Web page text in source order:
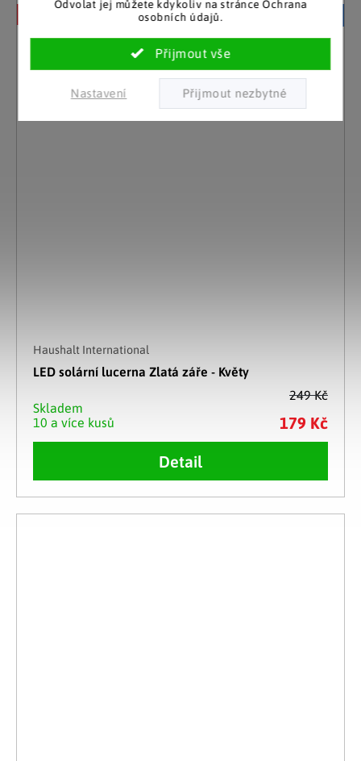
Odvolat jej můžete kdykoliv na stránce Ochrana
osobních údajů.
Nastavení
249 Kč
Haushalt International
LED solární lucerna Zlatá záře - Květy
Skladem
10 a více kusů
179 Kč
Detail